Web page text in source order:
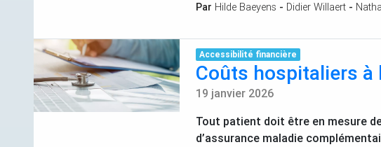
Par Hilde Baeyens - Didier Willaert -
Accessibilité financière
Coûts hospitaliers à
19 janvier 2026
Tout patient doit être en mesure
d’assurance maladie